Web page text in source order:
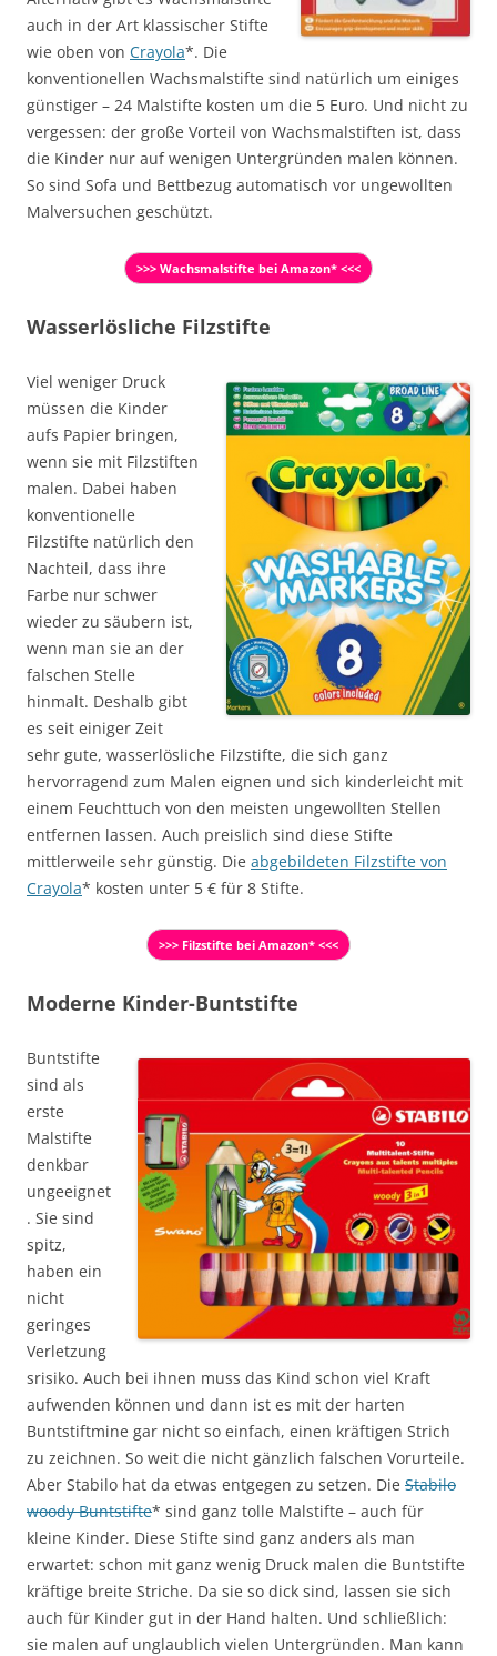
auch in der Art klassischer Stifte
wie oben von Crayola*. Die
konventionellen Wachsmalstifte sind natürlich um einiges
günstiger – 24 Malstifte kosten um die 5 Euro. Und nicht zu
vergessen: der große Vorteil von Wachsmalstiften ist, dass
die Kinder nur auf wenigen Untergründen malen können.
So sind Sofa und Bettbezug automatisch vor ungewollten
Malversuchen geschützt.
>>> Wachsmalstifte bei Amazon* <<<
Wasserlösliche Filzstifte
Viel weniger Druck
müssen die Kinder
aufs Papier bringen,
wenn sie mit Filzstiften
malen. Dabei haben
konventionelle
Filzstifte natürlich den
Nachteil, dass ihre
Farbe nur schwer
wieder zu säubern ist,
wenn man sie an der
falschen Stelle
hinmalt. Deshalb gibt
es seit einiger Zeit
sehr gute, wasserlösliche Filzstifte, die sich ganz
hervorragend zum Malen eignen und sich kinderleicht mit
einem Feuchttuch von den meisten ungewollten Stellen
entfernen lassen. Auch preislich sind diese Stifte
mittlerweile sehr günstig. Die abgebildeten Filzstifte von
Crayola* kosten unter 5 € für 8 Stifte.
>>> Filzstifte bei Amazon* <<<
Moderne Kinder-Buntstifte
Buntstifte
sind als
erste
Malstifte
denkbar
ungeeignet
. Sie sind
spitz,
haben ein
nicht
geringes
Verletzung
srisiko. Auch bei ihnen muss das Kind schon viel Kraft
aufwenden können und dann ist es mit der harten
Buntstiftmine gar nicht so einfach, einen kräftigen Strich
zu zeichnen. So weit die nicht gänzlich falschen Vorurteile.
Aber Stabilo hat da etwas entgegen zu setzen. Die Stabilo
woody Buntstifte* sind ganz tolle Malstifte – auch für
kleine Kinder. Diese Stifte sind ganz anders als man
erwartet: schon mit ganz wenig Druck malen die Buntstifte
kräftige breite Striche. Da sie so dick sind, lassen sie sich
auch für Kinder gut in der Hand halten. Und schließlich:
sie malen auf unglaublich vielen Untergründen. Man kann